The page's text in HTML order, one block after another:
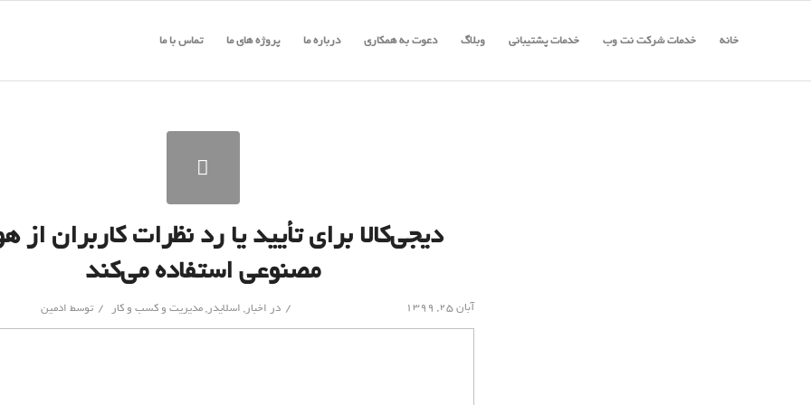
خانه خدمات شرکت نت وب خدمات پشتیبانی وبلاگ دعوت به همکاری درباره ما پروژه های ما تماس با ما
دیجی‌کالا برای تأیید یا رد نظرات کاربران
مصنوعی استفاده می‌کند
آبان ۲۵, ۱۳۹۹ / در اخبار, اسلایدر,مدیریت و کسب و کار / توسط ادمین